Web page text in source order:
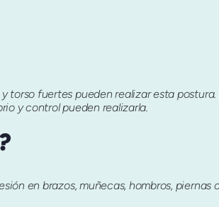
torso fuertes pueden realizar esta
y control pueden realizarla.
en brazos, muñecas, hombros, piernas